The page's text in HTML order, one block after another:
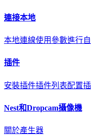
連接本地
本地連線使用參數進行
插件
安裝插件插件列表配置
Nest和Dropcam攝像機
關於產生器